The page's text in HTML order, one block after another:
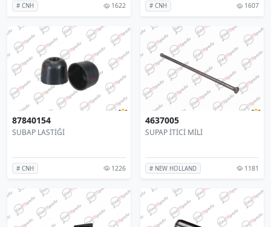
# CNH 1622 # CNH 1607
87840154
SUBAP LASTİĞİ
# CNH 1226
4637005
SUPAP İTİCİ MİLİ
# NEW HOLLAND 1181